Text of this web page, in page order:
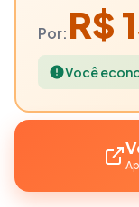
Por: R$
Você